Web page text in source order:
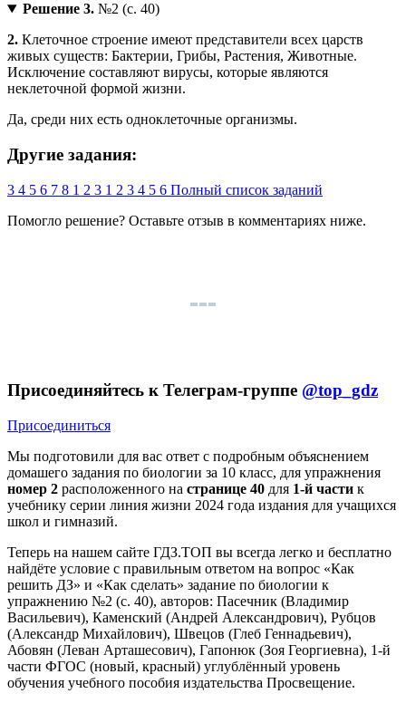
Решение 3.№2 (с. 40)
2. Клеточное строение имеют представители всех царств
живых существ: Бактерии, Грибы, Растения, Животные.
Исключение составляют вирусы, которые являются
неклеточной формой жизни.
Да, среди них есть одноклеточные организмы.
Другие задания:
3 4 5 6 7 8 1 2 3 1 2 3 4 5 6 Полный список заданий
Помогло решение? Оставьте отзыв в комментариях ниже.
Присоединяйтесь к Телеграм-группе @top_gdz
Присоединиться
Мы подготовили для вас ответ c подробным объяснением
домашего задания по биологии за 10 класс, для упражнения
номер 2 расположенного на странице 40 для 1-й части к
учебнику серии линия жизни 2024 года издания для учащихся
школ и гимназий.
Теперь на нашем сайте ГДЗ.ТОП вы всегда легко и бесплатно
найдёте условие с правильным ответом на вопрос «Как
решить ДЗ» и «Как сделать» задание по биологии к
упражнению №2 (с. 40), авторов: Пасечник (Владимир
Васильевич), Каменский (Андрей Александрович), Рубцов
(Александр Михайлович), Швецов (Глеб Геннадьевич),
Абовян (Леван Арташесович), Гапонюк (Зоя Георгиевна), 1-й
части ФГОС (новый, красный) углублённый уровень
обучения учебного пособия издательства Просвещение.